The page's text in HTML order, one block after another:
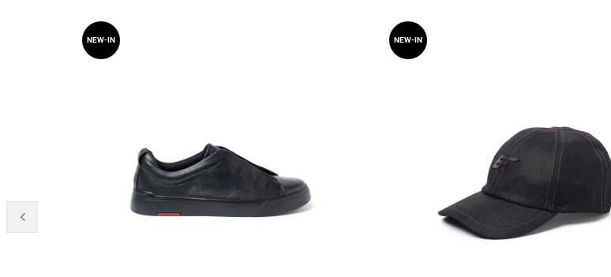
NEW-IN NEW-IN